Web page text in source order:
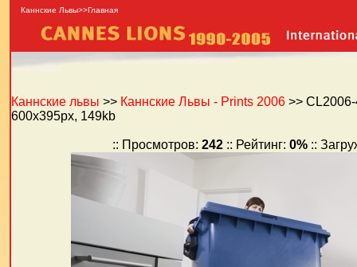
Каннские Львы>>Главная
Каннские львы >> Каннские Львы - Prints 2006 >>
600x395px, 149kb
:: Просмотров: 242:: Рейтинг: 0%::